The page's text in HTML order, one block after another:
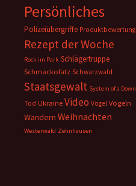
Persönliches
Polizeiübergriffe Produktbewertung
Rezept der Woche
Rock im Park Schlägertruppe
Schmackofatz Schwarzwald
Staatsgewalt System of a Down
Tod Ukraine Video Vögel Vögeln
Wandern Weihnachten
Westerwald Zehnhausen